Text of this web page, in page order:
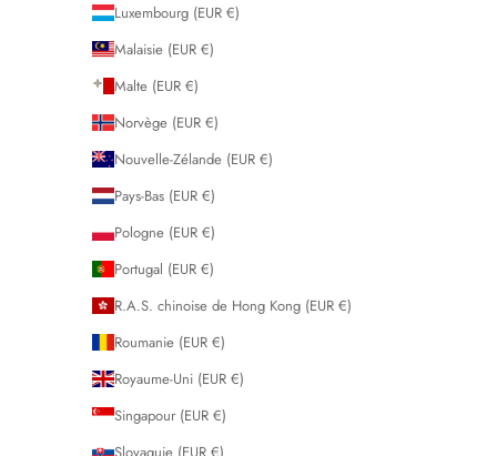
Luxembourg (EUR €)
Malaisie (EUR €)
Malte (EUR €)
Norvège (EUR €)
Nouvelle-Zélande (EUR €)
Pays-Bas (EUR €)
Pologne (EUR €)
Portugal (EUR €)
R.A.S. chinoise de Hong Kong (EUR €)
Roumanie (EUR €)
Royaume-Uni (EUR €)
Singapour (EUR €)